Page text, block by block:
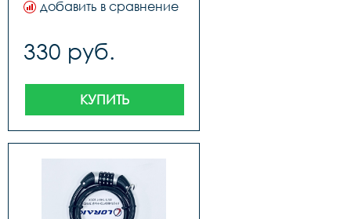
добавить в сравнение
330 руб.
КУПИТЬ